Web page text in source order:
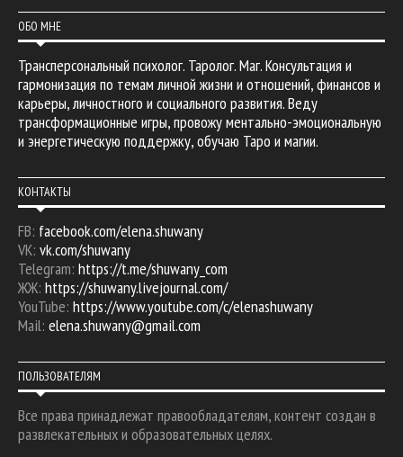
ОБО МНЕ
Трансперсональный психолог. Таролог. Маг. Консультация и
гармонизация по темам личной жизни и отношений, финансов и
карьеры, личностного и социального развития. Веду
трансформационные игры, провожу ментально-эмоциональную
и энергетическую поддержку, обучаю Таро и магии.
КОНТАКТЫ
FB: facebook.com/elena.shuwany
VK: vk.com/shuwany
Telegram: https://t.me/shuwany_com
ЖЖ: https://shuwany.livejournal.com/
YouTube: https://www.youtube.com/c/elenashuwany
Mail: elena.shuwany@gmail.com
ПОЛЬЗОВАТЕЛЯМ
Все права принадлежат правообладателям, контент создан в
развлекательных и образовательных целях.